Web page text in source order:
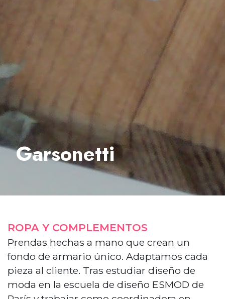
Garsonetti
ROPA Y COMPLEMENTOS
Prendas hechas a mano que crean un
fondo de armario único. Adaptamos cada
pieza al cliente. Tras estudiar diseño de
moda en la escuela de diseño ESMOD de